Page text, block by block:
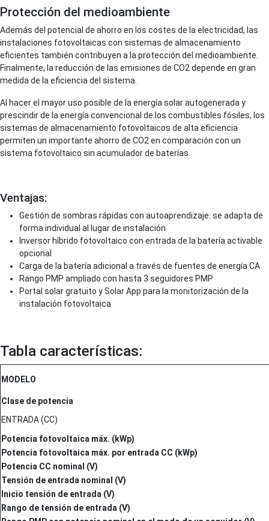
Protección del medioambiente
Además del potencial de ahorro en los costes de la electricidad, las
instalaciones fotovoltaicas con sistemas de almacenamiento
eficientes también contribuyen a la protección del medioambiente.
Finalmente, la reducción de las emisiones de CO2 depende en gran
medida de la eficiencia del sistema.
Al hacer el mayor uso posible de la energía solar autogenerada y
prescindir de la energía convencional de los combustibles fósiles, los
sistemas de almacenamiento fotovoltaicos de alta eficiencia
permiten un importante ahorro de CO2 en comparación con un
sistema fotovoltaico sin acumulador de baterías.
Ventajas:
Gestión de sombras rápidas con autoaprendizaje: se adapta de
forma individual al lugar de instalación
Inversor híbrido fotovoltaico con entrada de la batería activable
opcional
Carga de la batería adicional a través de fuentes de energía CA
Rango PMP ampliado con hasta 3 seguidores PMP
Portal solar gratuito y Solar App para la monitorización de la
instalación fotovoltaica
Tabla características:
MODELO
Clase de potencia
ENTRADA (CC)
Potencia fotovoltaica máx. (kWp)
Potencia fotovoltaica máx. por entrada CC (kWp)
Potencia CC nominal (V)
Tensión de entrada nominal (V)
Inicio tensión de entrada (V)
Rango de tensión de entrada (V)